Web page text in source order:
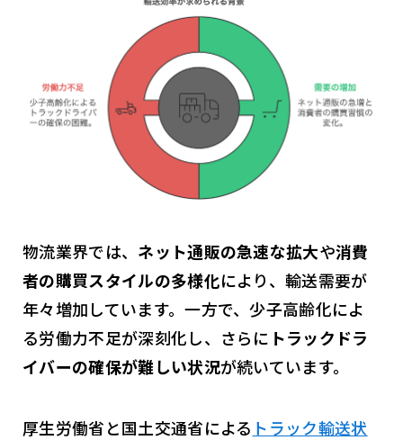
物流業界では、 ネット通販の急速な拡大や消費
者の購買スタイルの多様化により、輸送需要が
年々増加しています。一方で、少子高齢化によ
る労働力不足が深刻化し、さらに トラックドラ
イバーの確保が難しい状況が続いています。
厚生労働省と国土交通省による トラック輸送状